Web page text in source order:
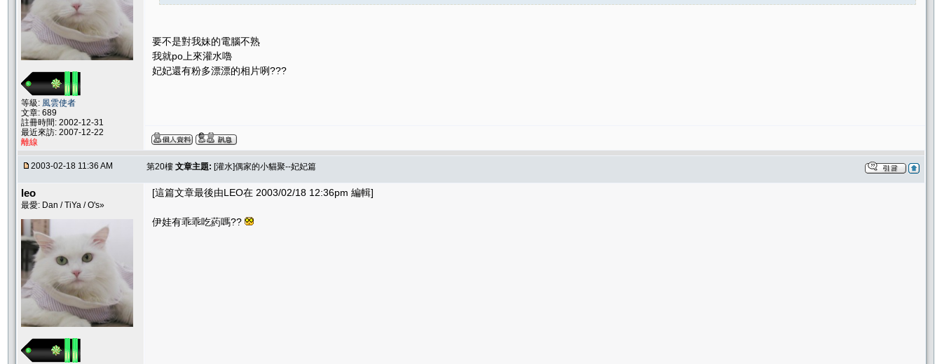
等級: 風雲使者
文章: 689
註冊時間: 2002-12-31
最近來訪: 2007-12-22
離線
要不是對我妹的電腦不熟
我就po上來灌水嚕
妃妃還有粉多漂漂的相片咧???
2003-02-18 11:36 AM 第20樓 文章主題: [灌水]偶家的小貓聚--妃妃篇
leo
最愛: Dan / TiYa / O's»
[這篇文章最後由LEO在 2003/02/18 12:36pm 編輯]
伊娃有乖乖吃葯嗎??